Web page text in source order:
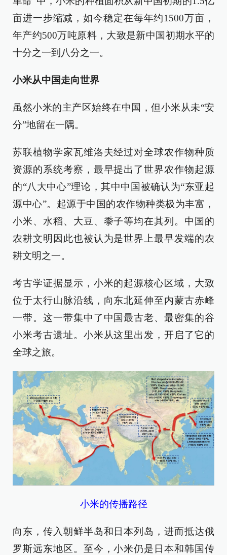
亩进一步缩减，如今稳定在每年约1500万亩，
年产约500万吨原料，大致是新中国初期水平的
十分之一到八分之一。
小米从中国走向世界
虽然小米的主产区始终在中国，但小米从未“安
分”地留在一隅。
苏联植物学家瓦维洛夫经过对全球农作物种质
资源的系统考察，最早提出了世界农作物起源
的“八大中心”理论，其中中国被确认为“东亚起
源中心”。起源于中国的农作物种类极为丰富，
小米、水稻、大豆、黍子等均在其列。中国的
农耕文明因此也被认为是世界上最早发端的农
耕文明之一。
考古学证据显示，小米的起源核心区域，大致
位于太行山脉沿线，向东北延伸至内蒙古赤峰
一带。这一带集中了中国最古老、最密集的谷
小米考古遗址。小米从这里出发，开启了它的
全球之旅。
小米的传播路径
向东，传入朝鲜半岛和日本列岛，进而抵达俄
罗斯远东地区。至今，小米仍是日本和韩国传